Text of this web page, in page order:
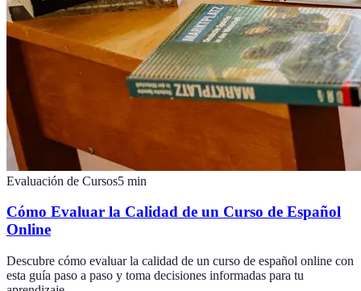
Evaluación de Cursos5 min
Cómo Evaluar la Calidad de un Curso de Español
Online
Descubre cómo evaluar la calidad de un curso de español online con
esta guía paso a paso y toma decisiones informadas para tu